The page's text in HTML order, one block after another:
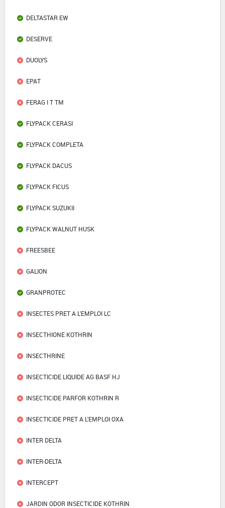
DELTASTAR EW
DESERVE
DUOLYS
EPAT
FERAG I T TM
FLYPACK CERASI
FLYPACK COMPLETA
FLYPACK DACUS
FLYPACK FICUS
FLYPACK SUZUKII
FLYPACK WALNUT HUSK
FREESBEE
GALION
GRANPROTEC
INSECTES PRET A L'EMPLOI LC
INSECTHIONE KOTHRIN
INSECTHRINE
INSECTICIDE LIQUIDE AG BASF HJ
INSECTICIDE PARFOR KOTHRIN R
INSECTICIDE PRET A L'EMPLOI OXA
INTER DELTA
INTER-DELTA
INTERCEPT
JARDIN ODOR INSECTICIDE KOTHRIN